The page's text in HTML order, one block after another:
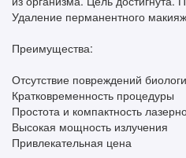
Удаление перманентного
Преимущества:
Отсутствие повреждений
Кратковременность процедуры
Простота и компактность
Высокая мощность излучения
Привлекательная цена